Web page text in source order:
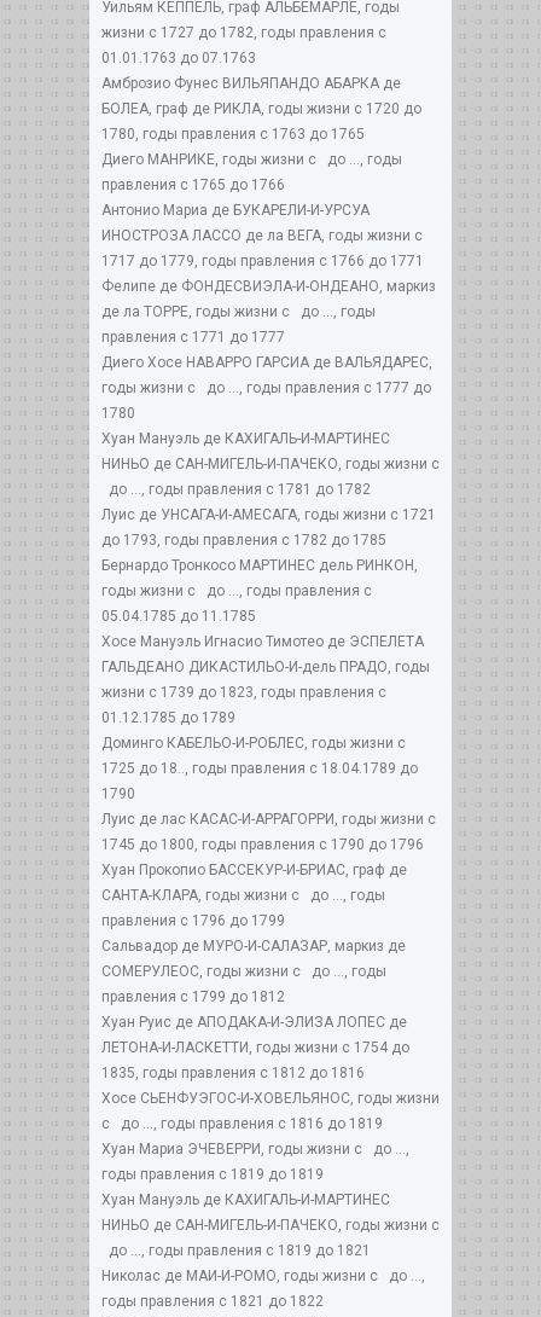
Уильям КЕППЕЛЬ, граф АЛЬБЕМАРЛЕ, годы
жизни с 1727 до 1782, годы правления с
01.01.1763 до 07.1763
Амброзио Фунес ВИЛЬЯПАНДО АБАРКА де
БОЛЕА, граф де РИКЛА, годы жизни с 1720 до
1780, годы правления с 1763 до 1765
Диего МАНРИКЕ, годы жизни с до ..., годы
правления с 1765 до 1766
Антонио Мариа де БУКАРЕЛИ-И-УРСУА
ИНОСТРОЗА ЛАССО де ла ВЕГА, годы жизни с
1717 до 1779, годы правления с 1766 до 1771
Фелипе де ФОНДЕСВИЭЛА-И-ОНДЕАНО, маркиз
де ла ТОРРЕ, годы жизни с до ..., годы
правления с 1771 до 1777
Диего Хосе НАВАРРО ГАРСИА де ВАЛЬЯДАРЕС,
годы жизни с до ..., годы правления с 1777 до
1780
Хуан Мануэль де КАХИГАЛЬ-И-МАРТИНЕС
НИНЬО де САН-МИГЕЛЬ-И-ПАЧЕКО, годы жизни с
до ..., годы правления с 1781 до 1782
Луис де УНСАГА-И-АМЕСАГА, годы жизни с 1721
до 1793, годы правления с 1782 до 1785
Бернардо Тронкосо МАРТИНЕС дель РИНКОН,
годы жизни с до ..., годы правления с
05.04.1785 до 11.1785
Хосе Мануэль Игнасио Тимотео де ЭСПЕЛЕТА
ГАЛЬДЕАНО ДИКАСТИЛЬО-И-дель ПРАДО, годы
жизни с 1739 до 1823, годы правления с
01.12.1785 до 1789
Доминго КАБЕЛЬО-И-РОБЛЕС, годы жизни с
1725 до 18.., годы правления с 18.04.1789 до
1790
Луис де лас КАСАС-И-АРРАГОРРИ, годы жизни с
1745 до 1800, годы правления с 1790 до 1796
Хуан Прокопио БАССЕКУР-И-БРИАС, граф де
САНТА-КЛАРА, годы жизни с до ..., годы
правления с 1796 до 1799
Сальвадор де МУРО-И-САЛАЗАР, маркиз де
СОМЕРУЛЕОС, годы жизни с до ..., годы
правления с 1799 до 1812
Хуан Руис де АПОДАКА-И-ЭЛИЗА ЛОПЕС де
ЛЕТОНА-И-ЛАСКЕТТИ, годы жизни с 1754 до
1835, годы правления с 1812 до 1816
Хосе СЬЕНФУЭГОС-И-ХОВЕЛЬЯНОС, годы жизни
с до ..., годы правления с 1816 до 1819
Хуан Мариа ЭЧЕВЕРРИ, годы жизни с до ...,
годы правления с 1819 до 1819
Хуан Мануэль де КАХИГАЛЬ-И-МАРТИНЕС
НИНЬО де САН-МИГЕЛЬ-И-ПАЧЕКО, годы жизни с
до ..., годы правления с 1819 до 1821
Николас де МАИ-И-РОМО, годы жизни с до ...,
годы правления с 1821 до 1822